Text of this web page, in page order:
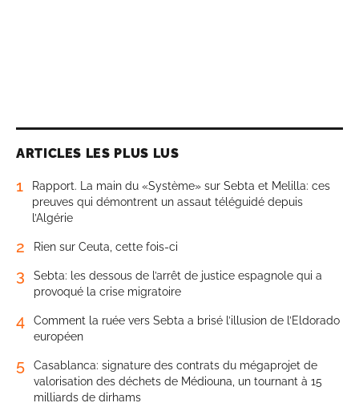
ARTICLES LES PLUS LUS
1
Rapport. La main du «Système» sur Sebta et Melilla: ces
preuves qui démontrent un assaut téléguidé depuis
l’Algérie
2 Rien sur Ceuta, cette fois-ci
3
Sebta: les dessous de l’arrêt de justice espagnole qui a
provoqué la crise migratoire
4
Comment la ruée vers Sebta a brisé l’illusion de l’Eldorado
européen
5
Casablanca: signature des contrats du mégaprojet de
valorisation des déchets de Médiouna, un tournant à 15
milliards de dirhams